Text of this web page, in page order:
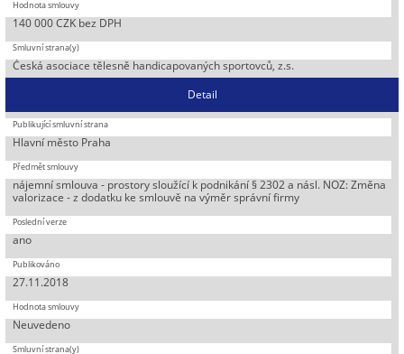
140 000 CZK bez DPH
Česká asociace tělesně handicapovaných sportovců, z.s.
Detail
Hlavní město Praha
nájemní smlouva - prostory sloužící k podnikání § 2302 a násl. NOZ: Změna
valorizace - z dodatku ke smlouvě na výměr správní firmy
ano
27.11.2018
Neuvedeno